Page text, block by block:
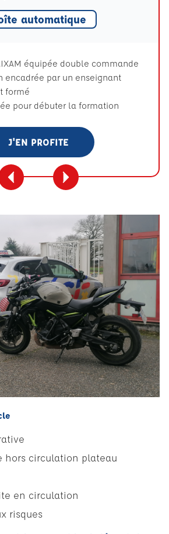
automatique
équipée double commande
encadrée par un enseignant
formé
pour débuter la formation
J'EN PROFITE
hors circulation plateau
en circulation
risques